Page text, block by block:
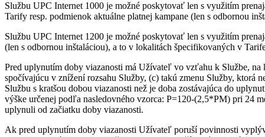
Službu UPC Internet 1000 je možné poskytovať len s využitím
Tarify resp. podmienok aktuálne platnej kampane (len s odbornou
Službu UPC Internet 1200 je možné poskytovať len s využitím
(len s odbornou inštaláciou), a to v lokalitách špecifikovaných v
Pred uplynutím doby viazanosti má Užívateľ vo vzťahu k Službe,
spočívajúcu v znížení rozsahu Služby, (c) takú zmenu Služby, ktorá
Službu s kratšou dobou viazanosti než je doba zostávajúca do
výške určenej podľa nasledovného vzorca: P=120-(2,5*PM) pri 24
uplynuli od začiatku doby viazanosti.
Ak pred uplynutím doby viazanosti Užívateľ poruší povinnosti